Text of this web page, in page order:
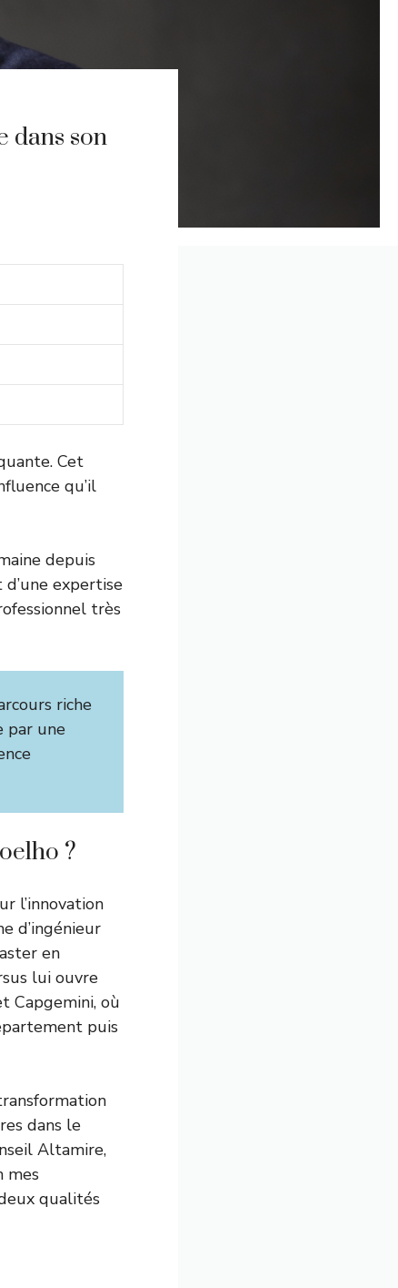
dans son
Cet
qu’il
depuis
expertise
très
riche
par une
?
l’innovation
d’ingénieur
en
lui ouvre
Capgemini, où
puis
dans le
Altamire,
mes
qualités